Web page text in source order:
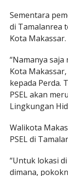
Sementara
di Tamalanrea
Kota Makassar.
“Namanya
Kota
kepada Perda.
PSEL akan
Lingkungan
Walikota
PSEL di
“Untuk lokasi
dimana,